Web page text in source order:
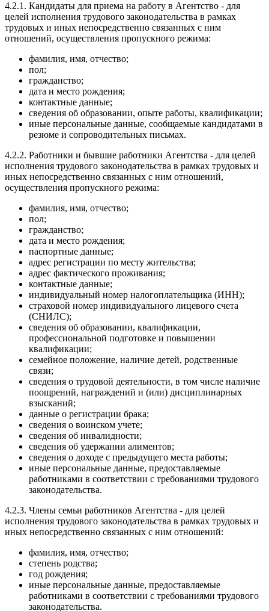
4.2.1. Кандидаты для приема на работу в Агентство - для
целей исполнения трудового законодательства в рамках
трудовых и иных непосредственно связанных с ним
отношений, осуществления пропускного режима:
фамилия, имя, отчество;
пол;
гражданство;
дата и место рождения;
контактные данные;
сведения об образовании, опыте работы, квалификации;
иные персональные данные, сообщаемые кандидатами в
резюме и сопроводительных письмах.
4.2.2. Работники и бывшие работники Агентства - для целей
исполнения трудового законодательства в рамках трудовых и
иных непосредственно связанных с ним отношений,
осуществления пропускного режима:
фамилия, имя, отчество;
пол;
гражданство;
дата и место рождения;
паспортные данные;
адрес регистрации по месту жительства;
адрес фактического проживания;
контактные данные;
индивидуальный номер налогоплательщика (ИНН);
страховой номер индивидуального лицевого счета
(СНИЛС);
сведения об образовании, квалификации,
профессиональной подготовке и повышении
квалификации;
семейное положение, наличие детей, родственные
связи;
сведения о трудовой деятельности, в том числе наличие
поощрений, награждений и (или) дисциплинарных
взысканий;
данные о регистрации брака;
сведения о воинском учете;
сведения об инвалидности;
сведения об удержании алиментов;
сведения о доходе с предыдущего места работы;
иные персональные данные, предоставляемые
работниками в соответствии с требованиями трудового
законодательства.
4.2.3. Члены семьи работников Агентства - для целей
исполнения трудового законодательства в рамках трудовых и
иных непосредственно связанных с ним отношений:
фамилия, имя, отчество;
степень родства;
год рождения;
иные персональные данные, предоставляемые
работниками в соответствии с требованиями трудового
законодательства.